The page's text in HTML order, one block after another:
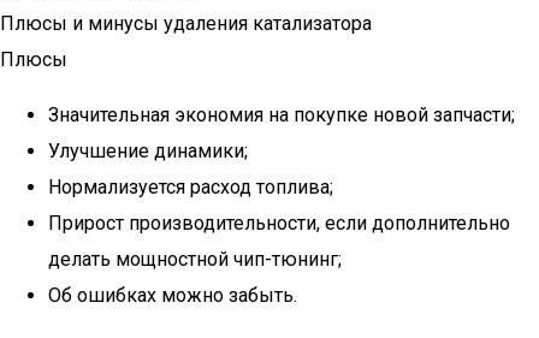
Плюсы и минусы удаления катализатора
Плюсы
Значительная экономия на покупке новой запчасти;
Улучшение динамики;
Нормализуется расход топлива;
Прирост производительности, если дополнительно
делать мощностной чип-тюнинг;
Об ошибках можно забыть.